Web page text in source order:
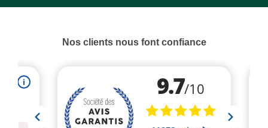
Nos clients nous font confiance